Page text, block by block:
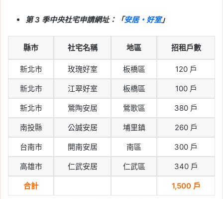
青安寬限期, 新青安房貸
新青安補貼, 新青安還本
2026-05-20
政府將推「0 到 18 歲成長
津貼」，規劃兒少每人每
月領 5,000 元
津貼, 育兒津貼 補助
2026-05-19
2026 全球最幸福城市排
名出爐：新北第 44、台
北第 46，台灣贏過倫
敦、名古屋
Tag:2026 全球最幸福城市排名 ,
第 3 季中央社宅申請網址：「安居・好室」
縣市 社宅名稱 地區 招租戶數
新北市 玫瑰好室 板橋區 120 戶
新北市 江翠好室 板橋區 100 戶
新北市 鶯陶安居 鶯歌區 380 戶
南投縣 公誠安居 埔里鎮 260 戶
台南市 開南安居 南區 300 戶
高雄市 仁武安居 仁武區 340 戶
合計 1,500 戶